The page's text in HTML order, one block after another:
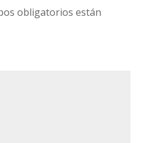
obligatorios están